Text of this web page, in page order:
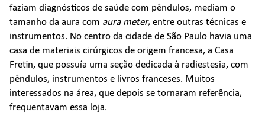
faziam diagnósticos de saúde com pêndulos, mediam o
tamanho da aura com aura meter, entre outras técnicas e
instrumentos. No centro da cidade de São Paulo havia uma
casa de materiais cirúrgicos de origem francesa, a Casa
Fretin, que possuía uma seção dedicada à radiestesia, com
pêndulos, instrumentos e livros franceses. Muitos
interessados na área, que depois se tornaram referência,
frequentavam essa loja.